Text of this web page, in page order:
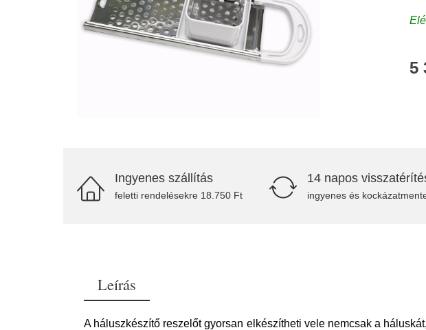
5
Ingyenes szállítás
feletti rendelésekre 18.750 Ft
14 napos
ingyenes és
Leírás
A háluszkészítő reszelőt gyorsan elkészítheti vele nemcsak a